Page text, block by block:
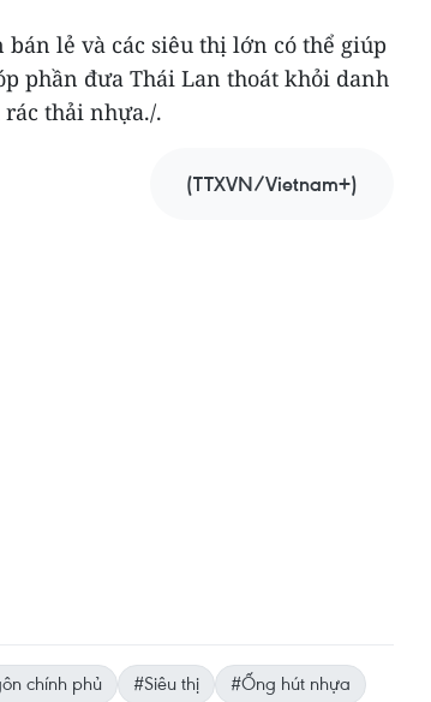
lẻ và các siêu thị lớn có thể giúp
phần đưa Thái Lan thoát khỏi danh
thải nhựa./.
(TTXVN/Vietnam+)
chính phủ #Siêu thị
#Ống hút nhựa